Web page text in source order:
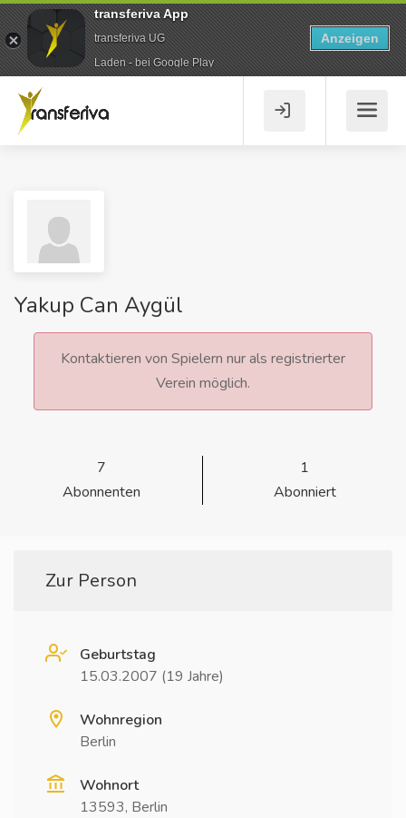
Yakup Can Aygül
Kontaktieren von Spielern nur als registrierter
Verein möglich.
7
Abonnenten
1
Abonniert
Zur Person
Geburtstag
15.03.2007 (19 Jahre)
Wohnregion
Berlin
Wohnort
13593, Berlin
transferiva App
transferiva UG
Laden - bei Google Play
Anzeigen